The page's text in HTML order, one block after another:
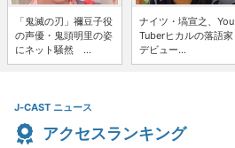
「鬼滅の刃」禰豆子役
の声優・鬼頭明里の姿
にネット騒然 ...
ナイツ・塙宣之、You
Tuberヒカルの落語家
デビュー...
J-CAST ニュース
アクセスランキング